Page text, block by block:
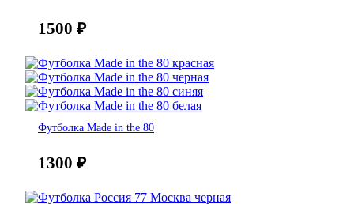
1500 ₽
Футболка Made in the 80
1300 ₽